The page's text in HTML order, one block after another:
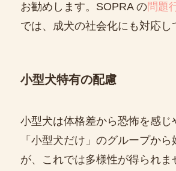
お勧めします。SOPRA の問題
では、成犬の社会化にも対応し
小型犬特有の配慮
小型犬は体格差から恐怖を感じ
「小型犬だけ」のグループか
が、これでは多様性が得られま